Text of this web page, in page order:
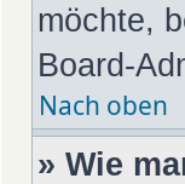
möchte,
Board-
Nach oben
» Wie